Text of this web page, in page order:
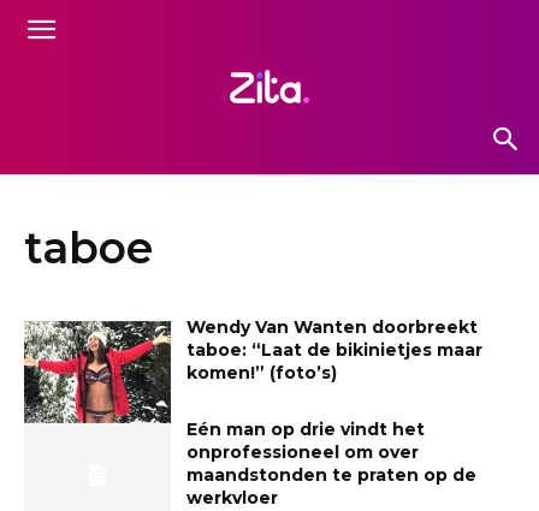
taboe
Wendy Van Wanten doorbreekt
taboe: “Laat de bikinietjes maar
komen!” (foto’s)
Eén man op drie vindt het
onprofessioneel om over
maandstonden te praten op de
werkvloer